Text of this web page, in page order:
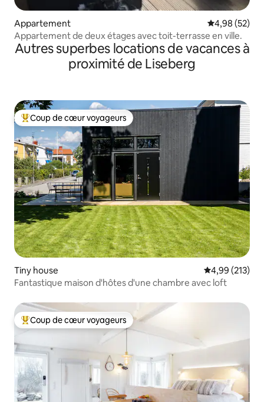
Appartement Évaluation
4,98 (52)
Appartement de deux étages avec toit-terrasse en ville.
Autres superbes locations de vacances à
proximité de Liseberg
Coups de cœur voyageurs les plus appréciés
Coup de cœur voyageurs
Tiny house Évaluation
4,99 (213)
Fantastique maison d'hôtes d'une chambre avec loft
Coups de cœur voyageurs les plus appréciés
Coup de cœur voyageurs